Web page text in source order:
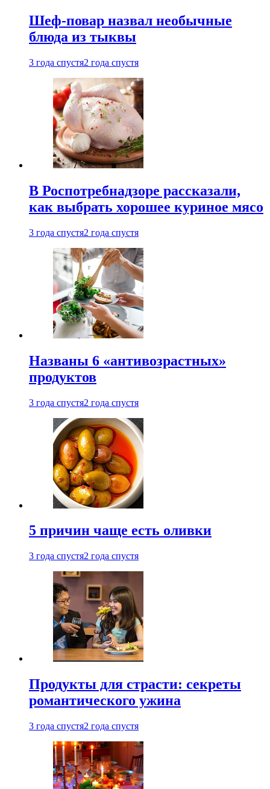
Шеф-повар назвал необычные
блюда из тыквы
3 года спустя2 года спустя
В Роспотребнадзоре рассказали,
как выбрать хорошее куриное мясо
3 года спустя2 года спустя
Названы 6 «антивозрастных»
продуктов
3 года спустя2 года спустя
5 причин чаще есть оливки
3 года спустя2 года спустя
Продукты для страсти: секреты
романтического ужина
3 года спустя2 года спустя